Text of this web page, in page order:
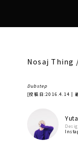
Nosaj Thing
Dubstep
[投稿日:2016.4.14 |
Yuta